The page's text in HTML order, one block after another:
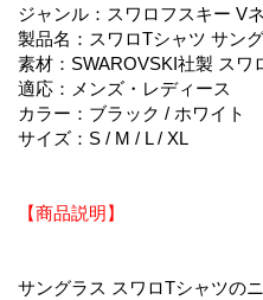
ジャンル：スワロフスキー V
製品名：スワロTシャツ サン
素材：SWAROVSKI社製 スワ
適応：メンズ・レディース
カラー：ブラック / ホワイト
サイズ：S / M / L / XL
【商品説明】
サングラス スワロTシャツの